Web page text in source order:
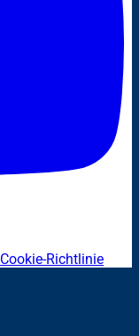
Cookie-Richtlinie